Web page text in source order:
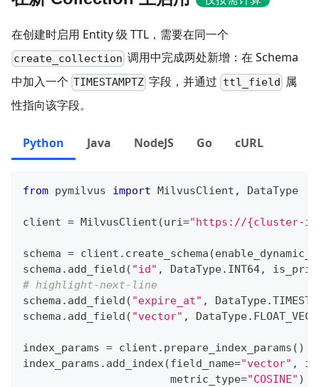
在创建时启用 Entity 级 TTL，需要在同一个
create_collection 调用中完成两处新增：在 Schema
中加入一个 TIMESTAMPTZ 字段，并通过 ttl_field 属
性指向该字段。
Python Java NodeJS Go cURL
from pymilvus import MilvusClient , DataType
client = MilvusClient (uri="https://{cluster-
schema = client . create_schema (
schema . add_field ( "id" , DataType. INT64,
# highlight-next-line
schema . add_field ( "expire_at" , DataType.
schema . add_field ( "vector" , DataType.
index_params = client . prepare_index_params ( )
index_params . add_index(field_name="vector" ,
                       metric_type
="COSINE" )